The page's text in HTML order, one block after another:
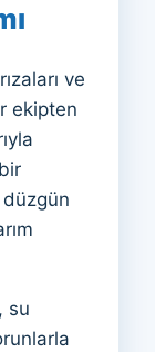
ve
ekipten
su